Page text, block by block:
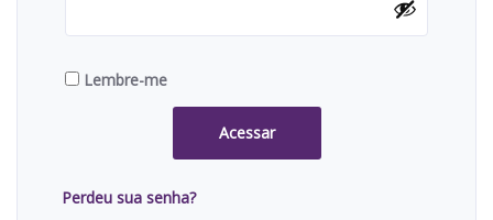
Lembre-me
Acessar
Perdeu sua senha?